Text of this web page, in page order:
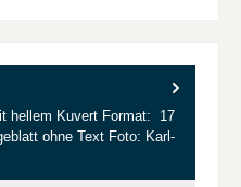
hellem Kuvert Format: 17
ohne Text Foto: Karl-